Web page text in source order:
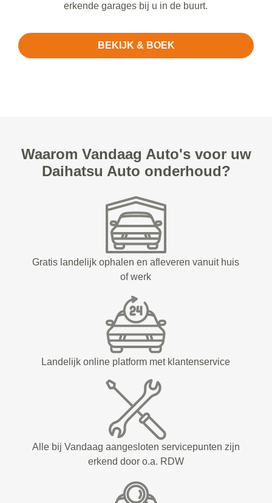
erkende garages bij u in de buurt.
BEKIJK & BOEK
Waarom Vandaag Auto's voor uw
Daihatsu Auto onderhoud?
Gratis landelijk ophalen en afleveren vanuit huis
of werk
Landelijk online platform met klantenservice
Alle bij Vandaag aangesloten servicepunten zijn
erkend door o.a. RDW